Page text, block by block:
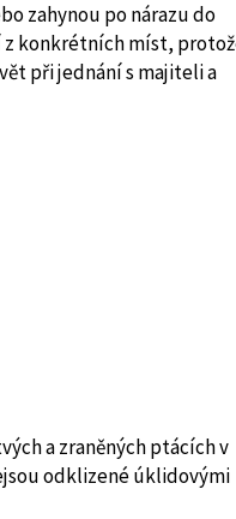
zahynou po nárazu do
z konkrétních míst,
při jednání s majiteli a
a zraněných ptácích v
odklizené úklidovými